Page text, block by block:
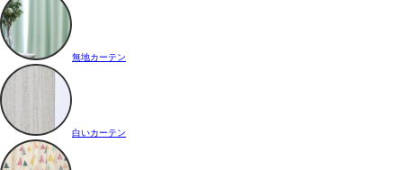
無地カーテン
白いカーテン